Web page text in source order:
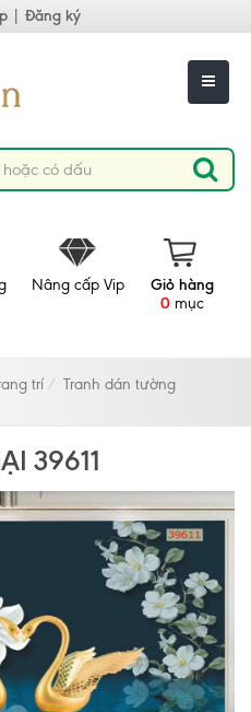
Đăng ký
Giỏ hàng
0 mục
Nâng cấp Vip
trí
Tranh dán tường
39611